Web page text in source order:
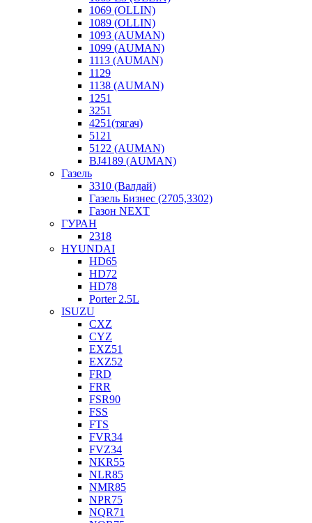
1069 (OLLIN)
1089 (OLLIN)
1093 (AUMAN)
1099 (AUMAN)
1113 (AUMAN)
1129
1138 (AUMAN)
1251
3251
4251(тягач)
5121
5122 (AUMAN)
BJ4189 (AUMAN)
Газель
3310 (Валдай)
Газель Бизнес (2705,3302)
Газон NEXT
ГУРАН
2318
HYUNDAI
HD65
HD72
HD78
Porter 2.5L
ISUZU
CXZ
CYZ
EXZ51
EXZ52
FRD
FRR
FSR90
FSS
FTS
FVR34
FVZ34
NKR55
NLR85
NMR85
NPR75
NQR71